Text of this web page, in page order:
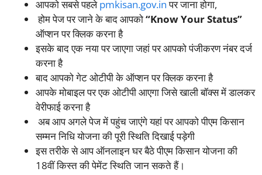
आपको सबसे पहलेpmkisan.gov.inपर जाना होगा,
होम पेज पर जाने के बाद आपको“Know Your Status”
ऑप्शन पर क्लिक करना है
इसके बाद एक नया पर जाएगा जहां पर आपको पंजीकरण नंबर दर्ज
करना है
बाद आपको गेट ओटीपी के ऑप्शन पर क्लिक करना है
आपके मोबाइल पर एक ओटीपी आएगा जिसे खाली बॉक्स में डालकर
वेरीफाई करना है
अब आप अगले पेज में पहुंच जाएंगे यहां पर आपको पीएम किसान
सम्मन निधि योजना की पूरी स्थिति दिखाई पड़ेगी
इस तरीके से आप ऑनलाइन घर बैठे पीएम किसान योजना की
18वीं किस्त की पेमेंट स्थिति जान सकते हैं।